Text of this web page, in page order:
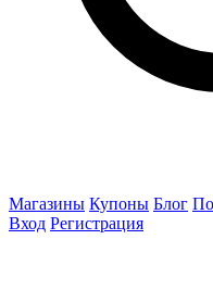
Магазины Купоны Блог
Вход Регистрация